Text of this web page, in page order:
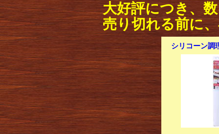
大好評につき、
売り切れる前に
シリコーン調